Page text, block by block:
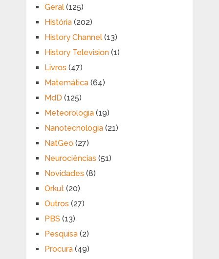
Geral(125)
História(202)
History Channel(13)
History Television(1)
Livros (47)
Matemática(64)
MdD (125)
Meteorologia(19)
Nanotecnologia(21)
NatGeo (27)
Neurociências (51)
Novidades (8)
Orkut(20)
Outros (27)
PBS (13)
Pesquisa(2)
Procura(49)